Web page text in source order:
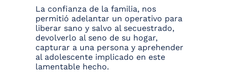
La confianza de la familia, nos
permitió adelantar un operativo para
liberar sano y salvo al secuestrado,
devolverlo al seno de su hogar,
capturar a una persona y aprehender
al adolescente implicado en este
lamentable hecho.